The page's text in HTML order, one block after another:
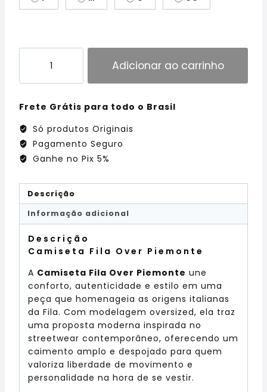
Adicionar ao carrinho
Frete Grátis para todo o Brasil
Só produtos Originais
Pagamento Seguro
Ganhe no Pix 5%
Descrição
Informação adicional
Descrição
Camiseta Fila Over Piemonte
A Camiseta Fila Over Piemonte une
conforto, autenticidade e estilo em uma
peça que homenageia as origens italianas
da Fila. Com modelagem oversized, ela traz
uma proposta moderna inspirada no
streetwear contemporâneo, oferecendo um
caimento amplo e despojado para quem
valoriza liberdade de movimento e
personalidade na hora de se vestir.